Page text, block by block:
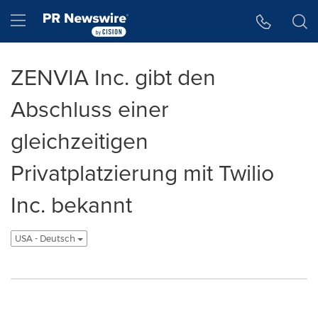
Hamburger menu
ZENVIA Inc. gibt den
Abschluss einer
gleichzeitigen
Privatplatzierung mit Twilio
Inc. bekannt
USA - Deutsch